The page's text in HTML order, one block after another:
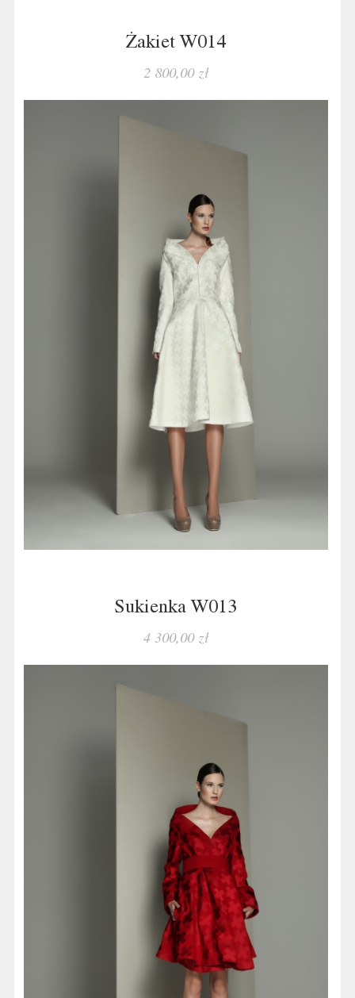
Żakiet W014
2 800,00 zł
Sukienka W013
4 300,00 zł